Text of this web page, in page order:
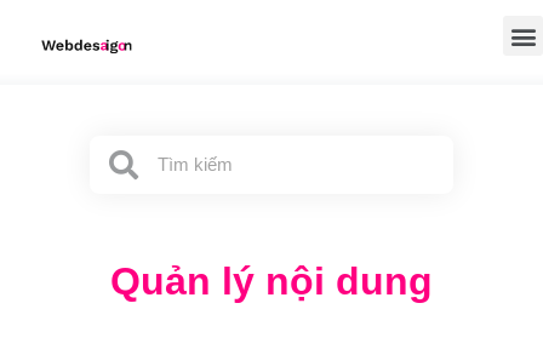
Quản lý nội dung